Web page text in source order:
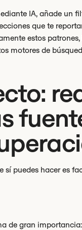
IA, añade un
que te
estos
motores de
sí puedes hacer es
de gran